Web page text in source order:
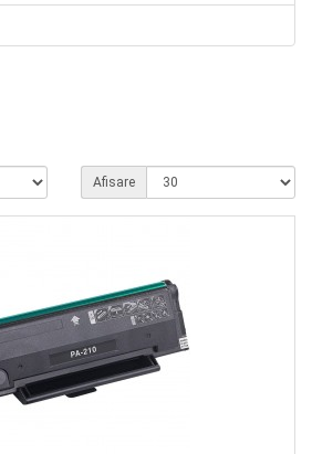
Afisare